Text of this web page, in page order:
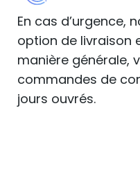
En cas d’urgence,
option de livraison
manière générale,
commandes de
jours ouvrés.